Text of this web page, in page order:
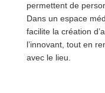
permettent de
Dans un espace
facilite la création
l’innovant, tout en
avec le lieu.